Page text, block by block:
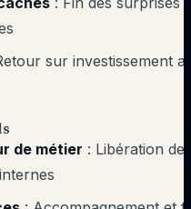
sur investissement
de métier : Libération des